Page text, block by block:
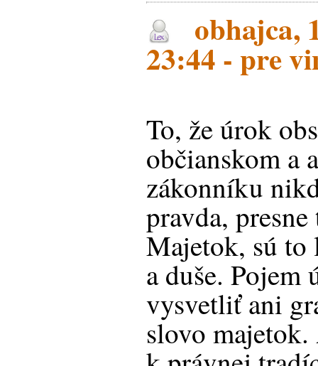
obhajca,
23:44 - pre
To, že úrok
občianskom a
zákonníku
pravda,
Majetok, sú to
a duše. Pojem
vysvetliť ani
slovo